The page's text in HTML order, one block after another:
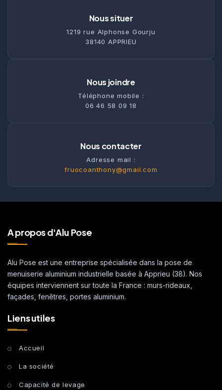
Nous situer
1219 rue Alphonse Gourju
38140 APPRIEU
Nous joindre
Téléphone mobile :
06 46 58 09 18
Nous contacter
Adresse mail :
fruocoanthony@gmail.com
A propos d'Alu Pose
Alu Pose est une entreprise spécialisée dans la pose de
menuiserie aluminium industrielle basée à Apprieu (38). Nos
équipes interviennent sur toute la France : murs-rideaux,
façades, fenêtres, portes aluminium.
Liens utiles
Accueil
La société
Capacité de levage